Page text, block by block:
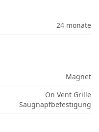
24 monate
Magnet
On Vent Grille
Saugnapfbefestigung